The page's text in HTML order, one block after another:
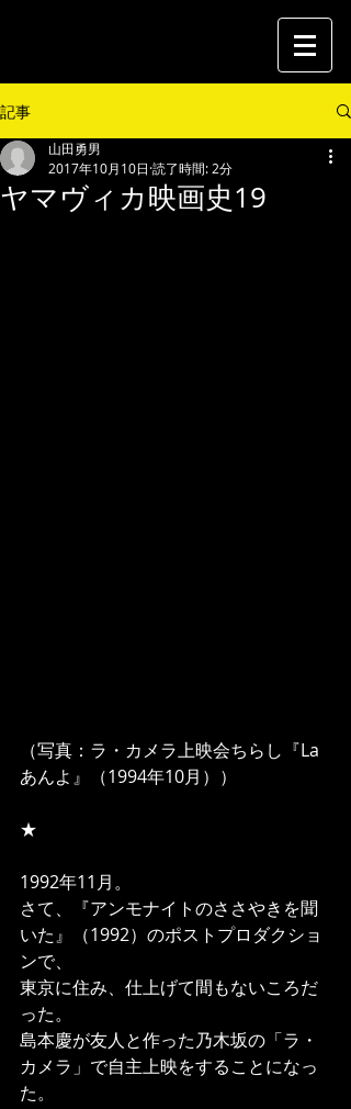
記事
ヤマヴィカ映画史19
山田勇男
2017年10月10日 読了時間: 2分
（写真：ラ・カメラ上映会ちらし『La
あんよ』（1994年10月））
★
1992年11月。
さて、『アンモナイトのささやきを聞
いた』（1992）のポストプロダクショ
ンで、
東京に住み、仕上げて間もないころだ
った。
島本慶が友人と作った乃木坂の「ラ・
カメラ」で自主上映をすることになっ
た。